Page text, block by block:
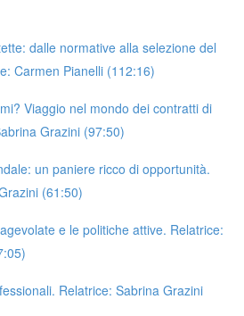
dalle normative alla selezione del
Carmen Pianelli (112:16)
Viaggio nel mondo dei contratti di
Grazini (97:50)
un paniere ricco di opportunità.
(61:50)
e le politiche attive. Relatrice:
Relatrice: Sabrina Grazini